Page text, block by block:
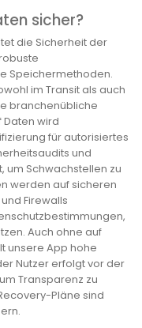
sicher?
die Sicherheit der
Speichermethoden.
im Transit als auch
branchenübliche
Daten wird
für autorisiertes
und
um Schwachstellen zu
werden auf sicheren
Firewalls
Auch ohne auf
unsere App hohe
Nutzer erfolgt vor der
Transparenz zu
Pläne sind